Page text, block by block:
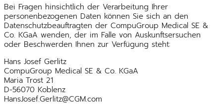
Bei Fragen hinsichtlich der Verarbeitung Ihrer
personenbezogenen Daten können Sie sich an den
Datenschutzbeauftragten der CompuGroup Medical SE &
Co. KGaA wenden, der im Falle von Auskunftsersuchen
oder Beschwerden Ihnen zur Verfügung steht:
Hans Josef Gerlitz
CompuGroup Medical SE & Co. KGaA
Maria Trost 21
D-56070 Koblenz
HansJosef.Gerlitz@CGM.com